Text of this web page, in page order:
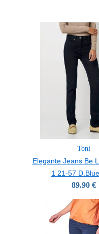
Toni
Elegante Jeans Be
1 21-57
89.90 €